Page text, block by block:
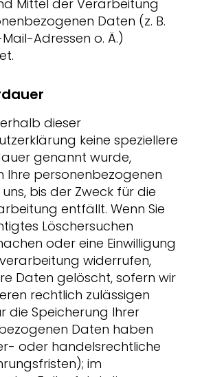
Mittel der Verarbeitung
Daten (z. B.
Mail-Adressen o. Ä.)
dieser
keine speziellere
genannt wurde,
Ihre personenbezogenen
bis der Zweck für die
entfällt. Wenn Sie
Löschersuchen
oder eine Einwilligung
widerrufen,
Daten gelöscht, sofern wir
rechtlich zulässigen
die Speicherung Ihrer
Daten haben
oder handelsrechtliche
im